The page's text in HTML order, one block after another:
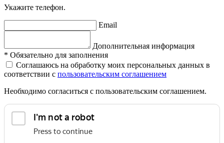
Укажите телефон.
Email
Дополнительная информация
* Обязательно для заполнения
Соглашаюсь на обработку моих персональных данных в
соответствии с пользовательским соглашением
Необходимо согласиться с пользовательским соглашением.